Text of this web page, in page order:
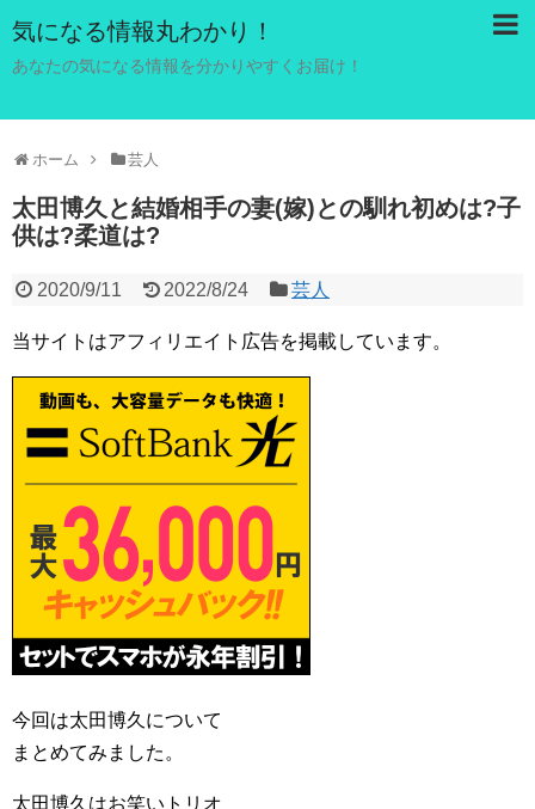
気になる情報丸わかり！
あなたの気になる情報を分かりやすくお届け！
ホーム 芸人
太田博久と結婚相手の妻(嫁)との馴れ初めは?子
供は?柔道は?
2020/9/11 2022/8/24 芸人
当サイトはアフィリエイト広告を掲載しています。
今回は太田博久について
まとめてみました。
太田博久はお笑いトリオ